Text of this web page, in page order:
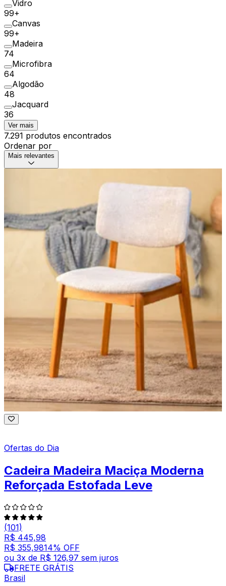
Vidro
99+
Canvas
99+
Madeira
74
Microfibra
64
Algodão
48
Jacquard
36
Ver mais
7.291 produtos encontrados
Ordenar por
Mais relevantes
Ofertas do Dia
Cadeira Madeira Maciça Moderna
Reforçada Estofada Leve
(101)
R$ 445,98
R$ 355,9814% OFF
ou 3x de R$ 126,97 sem juros
FRETE GRÁTIS
Brasil